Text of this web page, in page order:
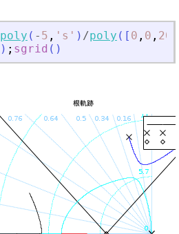
poly ( - 5 , ' s ' ) /poly ( [ 0 , 0 ,
) ; sgrid ( )